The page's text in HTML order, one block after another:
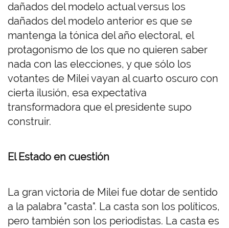
dañados del modelo actual versus los
dañados del modelo anterior es que se
mantenga la tónica del año electoral, el
protagonismo de los que no quieren saber
nada con las elecciones, y que sólo los
votantes de Milei vayan al cuarto oscuro con
cierta ilusión, esa expectativa
transformadora que el presidente supo
construir.
El Estado en cuestión
La gran victoria de Milei fue dotar de sentido
a la palabra "casta". La casta son los políticos,
pero también son los periodistas. La casta es